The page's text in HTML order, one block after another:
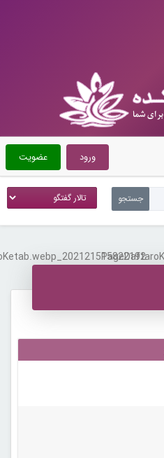
عضویت ورود
202121515822192_PageJahaniDaftaroKetab.webp